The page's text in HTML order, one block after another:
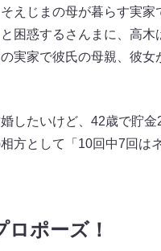
えじまの母が暮らす実
困惑するさんまに、高
実家で彼氏の母親、彼
したいけど、42歳で貯
方として「10回中7回は
ロポーズ！